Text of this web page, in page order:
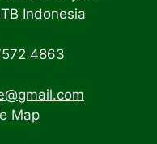
Indonesia
4863
Map